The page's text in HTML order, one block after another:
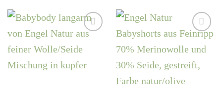
Wunschliste
Wunschliste